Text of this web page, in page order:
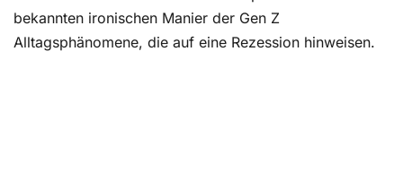
bekannten ironischen Manier der Gen Z
Alltagsphänomene, die auf eine Rezession hinweisen.